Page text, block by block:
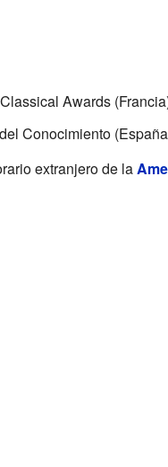
Awards
Conocimiento
extranjero de la